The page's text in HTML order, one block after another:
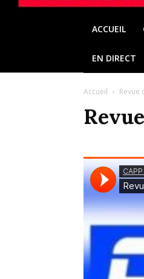
ACCUEIL
EN DIRECT
Accueil Revue